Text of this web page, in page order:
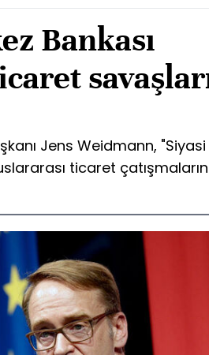
Bankası
Jens Weidmann, "Siyasi
ticaret